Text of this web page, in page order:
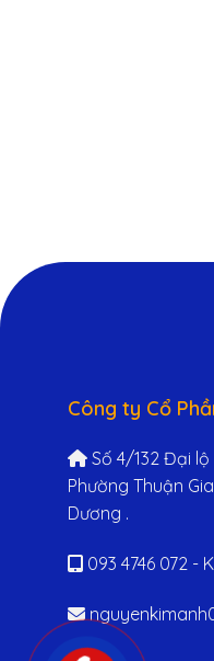
Công ty Cổ
Số 4/132 Đại lộ
Phường Thuận
Dương .
093 4746 072 -